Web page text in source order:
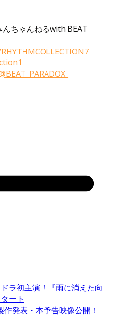
ちゃんねるwith BEAT
ラ初主演！『雨に消えた向
ート
発表・本予告映像公開！